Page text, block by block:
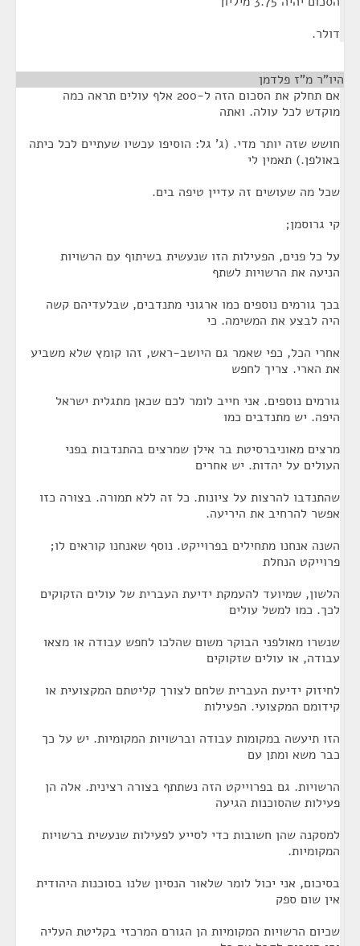
דולר.
היו"ר מ"ז פלדמן
אם תחלק את הסכום הזה ל-200 אלף עולים תראה כמה
מוקדש לכל עולה. ואתה
חושש שזה יותר מדי. (ג' גל: הוסיפו עכשיו שעתיים לכל כיתה
באולפן.) תאמין לי
שכל מה שעושים זה עדיין טיפה בים.
קי גרוסמן;
על כל פנים, הפעילות הזו שנעשית בשיתוף עם הרשויות
הניעה את הרשויות לשתף
בכך גורמים נוספים כמו ארגוני מתנדבים, שבלעדיהם קשה
היה לבצע את המשימה. כי
אחרי הכל, כפי שאמר גם היושב-ראש, זהו קומץ שלא משביע
את הארי. צריך לחפש
גורמים נוספים. אני חייב לומר לכם שכאן מתגלית ישראל
היפה. יש מתנדבים כמו
מרצים מאוניברסיטת בר אילן שמרצים בהתנדבות בפני
העולים על יהדות. יש אחרים
שהתנדבו להרצות על ציונות. כל זה ללא תמורה. בצורה כזו
אפשר להרחיב את היריעה.
השנה אנחנו מתחילים בפרוייקט. נוסף שאנחנו קוראים לו;
פרוייקט הנחלת
הלשון, שמיועד להעמקת ידיעת העברית של עולים הזקוקים
לכך. כמו למשל עולים
שנשרו מאולפני הבוקר משום שהלכו לחפש עבודה או מצאו
עבודה, או עולים שזקוקים
לחיזוק ידיעת העברית שלחם לצורך קליטתם המקצועית או
קידומם המקצועי. הפעילות
הזו תיעשה במקומות עבודה וברשויות המקומיות. יש על כך
כבר משא ומתן עם
הרשויות. גם בפרוייקט הזה נשתתף בצורה רצינית. אלה הן
פעילות שהסוכנות הגיעה
למסקנה שהן חשובות כדי לסייע לפעילות שנעשית ברשויות
המקומיות.
בסיכום, אני יכול לומר שלאור הנסיון שלנו בסוכנות היהודית
אין שום ספק
שכיום הרשויות המקומיות הן הגורם המרכזי בקליטת העליה